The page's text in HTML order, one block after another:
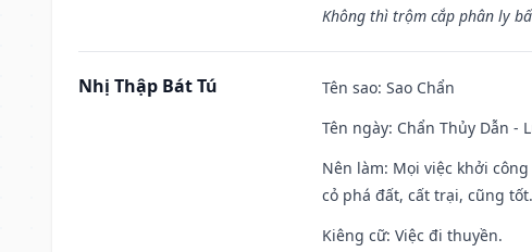
Không thì trộm cắp phân ly
Nhị Thập Bát Tú Tên sao: Sao Chẩn
Tên ngày: Chẩn Thủy Dẫn -
Nên làm: Mọi việc khởi
cỏ phá đất, cất trại, cũng tốt.
Kiêng cữ: Việc đi thuyền.